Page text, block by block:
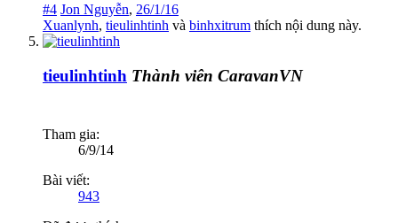
#4 Jon Nguyễn, 26/1/16
Xuanlynh, tieulinhtinh và binhxitrum thích nội dung này.
tieulinhtinh Thành viên CaravanVN
Tham gia:
6/9/14
Bài viết:
943